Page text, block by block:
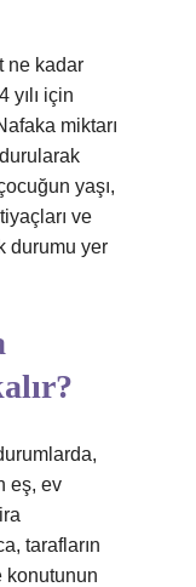
ne kadar
yılı için
miktarı
yaşı,
ve
durumu yer
eş, ev
tarafların
konutunun